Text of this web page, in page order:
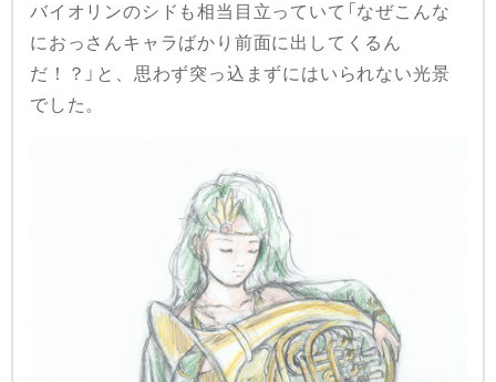
バイオリンのシドも相当目立っていて「なぜこんな
におっさんキャラばかり前面に出してくるん
だ！？」と、思わず突っ込まずにはいられない光景
でした。